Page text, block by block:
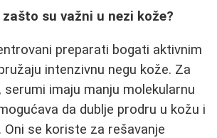
su važni u nezi kože?
preparati bogati aktivnim
intenzivnu negu kože. Za
serumi imaju manju molekularnu
da dublje prodru u kožu i
Oni se koriste za rešavanje